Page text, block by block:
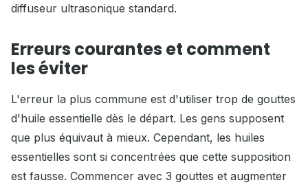
diffuseur ultrasonique standard.
Erreurs courantes et comment
les éviter
L'erreur la plus commune est d'utiliser trop de gouttes
d'huile essentielle dès le départ. Les gens supposent
que plus équivaut à mieux. Cependant, les huiles
essentielles sont si concentrées que cette supposition
est fausse. Commencer avec 3 gouttes et augmenter